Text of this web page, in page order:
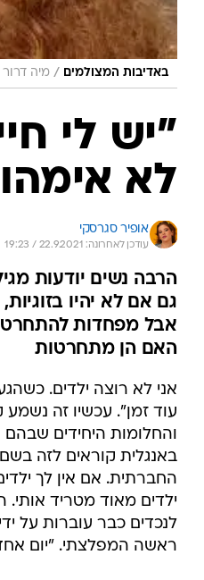
באדיבות המצולמים / מיה דרור
"יש לי
לא
אופיר סגרסקי
עודכן לאחרונה: 22.9.2021 / 19:23
הרבה נשים יודעות
גם אם לא יהיו
אבל מפחדות להתחרט.
האם הן מתחרטות
והחלומות היחידים
החברתית. אם אין לך
ילדים מאוד מטריד
לנכדים כבר עוברות על
ראשה המפלצתי. "יום